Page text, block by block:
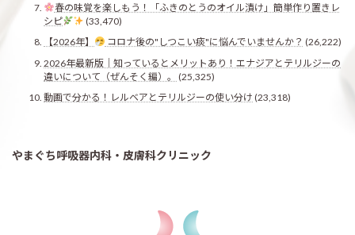
春の味覚を楽しもう！「ふきのとうのオイル漬け」簡単作り置きレ
シピ
(33,470)
【2026年】
コロナ後の"しつこい痰"に悩んでいませんか？ (26,222)
2026年最新版｜知っているとメリットあり！エナジアとテリルジーの
違いについて（ぜんそく編）。
(25,325)
動画で分かる！レルベアとテリルジーの使い分け (23,318)
やまぐち呼吸器内科・皮膚科クリニック